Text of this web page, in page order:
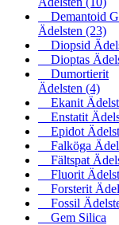
Demantoid
Ädelsten (23)
Diopsid
Dioptas
Dumortierit
Ädelsten (4)
Ekanit
Enstatit
Epidot
Falköga
Fältspat
Fluorit
Forsterit
Fossil
Gem Silica